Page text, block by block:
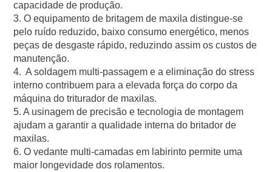
capacidade de produção.
3. O equipamento de britagem de maxila distingue-se
pelo ruído reduzido, baixo consumo energético, menos
peças de desgaste rápido, reduzindo assim os custos de
manutenção.
4. A soldagem multi-passagem e a eliminação do stress
interno contribuem para a elevada força do corpo da
máquina do triturador de maxilas.
5. A usinagem de precisão e tecnologia de montagem
ajudam a garantir a qualidade interna do britador de
maxilas.
6. O vedante multi-camadas em labirinto permite uma
maior longevidade dos rolamentos.